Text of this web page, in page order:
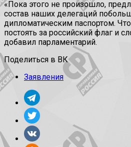
«Пока этого не произошло,
состав наших делегаций
дипломатическим паспортом.
постоять за российский флаг и
добавил парламентарий.
Поделиться в ВК
Заявления